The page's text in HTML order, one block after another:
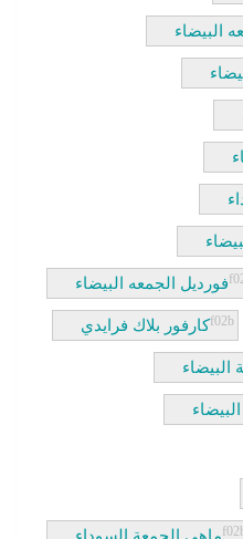
البيضاء
فورديل الجمعه البيضاء
كارفور بلاك فرايدي